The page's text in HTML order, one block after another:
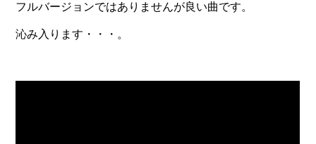
フルバージョンではありませんが良い曲です。
沁み入ります・・・。